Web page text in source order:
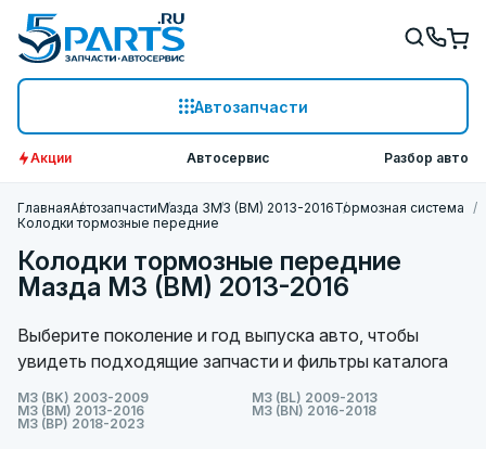
Автозапчасти
Акции Автосервис Разбор авто
ГлавнаяАвтозапчастиМазда 3M3 (BM) 2013-2016Тормозная система
Колодки тормозные передние
Колодки тормозные передние
Мазда M3 (BM) 2013-2016
Выберите поколение и год выпуска авто, чтобы
увидеть подходящие запчасти и фильтры каталога
M3 (BK) 2003-2009
M3 (BL) 2009-2013
M3 (BM) 2013-2016
M3 (BN) 2016-2018
M3 (BP) 2018-2023